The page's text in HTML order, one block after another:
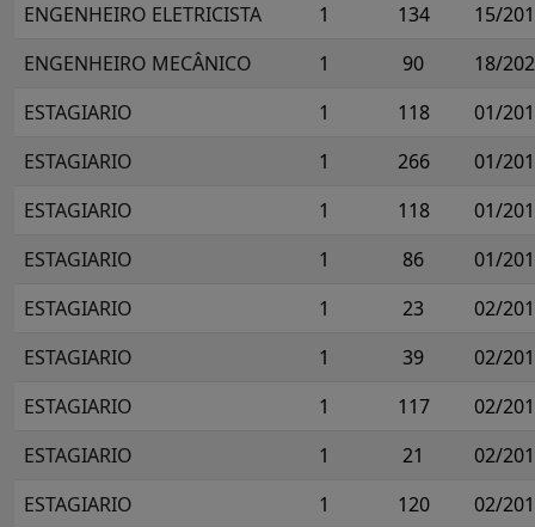
ENGENHEIRO ELETRICISTA
1 134
15/
ENGENHEIRO MECÂNICO
1 90
18/
ESTAGIARIO
1 118
01/
ESTAGIARIO
1 266
01/
ESTAGIARIO
1 118
01/
ESTAGIARIO
1 86
01/
ESTAGIARIO
1 23
02/
ESTAGIARIO
1 39
02/
ESTAGIARIO
1 117
02/
ESTAGIARIO
1 21
02/
ESTAGIARIO
1 120
02/